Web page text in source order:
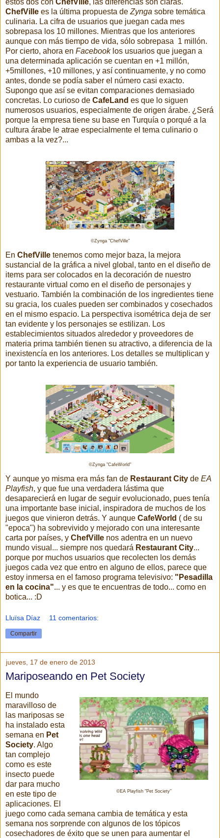
ChefVille es la última propuesta de Zynga sobre temática
culinaria. La cifra de usuarios que juegan cada mes
sobrepasa los 10 millones. Mientras que los anteriores
aunque con más tiempo de vida, sólo sobrepasa 1 millón.
Por cierto, ahora en Facebooklos usuarios que juegan a
una determinada aplicación se cuentan en +1 millón,
+5millones, +10 millones, y así continuamente, y no como
antes, donde se podía saber el número casi exacto.
Supongo que así se evitan comparaciones demasiado
concretas. Lo curioso de CafeLand es que lo siguen
numerosos usuarios, especialmente de origen árabe. ¿Será
porque la empresa tiene su base en Turquía o porqué a la
cultura árabe le atrae especialmente el tema culinario o
ambas a la vez?...
©Zynga "ChefVille"
En ChefVille tenemos como mejor baza, la mejora
sustancial de la gráfica a nivel global, tanto en el diseño de
items para ser colocados en la decoración de nuestro
restaurante virtual como en el diseño de personajes y
vestuario. También la combinación de los ingredientes tiene
su gracia, los cuales pueden ser combinados y cosechados
en el mismo espacio. La perspectiva isométrica deja de ser
tan evidente y los personajes se estilizan. Los
establecimientos situados alrededor y proveedores de
materia prima también tienen su atractivo, a diferencia de la
inexistencía en los anteriores. Los detalles se multiplican y
por tanto la experiencia de usuario también.
©Zynga "CafeWorld"
Y aunque yo misma era más fan de Restaurant City de EA
Playfish, y que fue una verdadera lástima que
desaparecierá en lugar de seguir evolucionado, pues tenía
una importante base inicial, inspiradora de muchos de los
juegos que vinieron detrás. Y aunque CafeWorld ( de su
"epoca") ha sobrevivido y mejorado con una interesante
carta por países, y ChefVille nos adentra en un nuevo
mundo visual... siempre nos quedará Restaurant City...
porque por muchos usuarios que recolecten los demás
juegos cada vez que entro en alguno de ellos, parece que
estoy inmersa en el famoso programa televisivo: "Pesadilla
en la cocina"... y es que te encuentras de todo... como en
botica... :D
Lluïsa Díaz 11 comentarios:
Compartir
jueves, 17 de enero de 2013
Mariposeando en Pet Society
©EA Playfish "Pet Society"
El mundo
maravilloso de
las mariposas se
ha instalado esta
semana en Pet
Society. Algo
tan complejo
como es este
insecto puede
dar para mucho
en este tipo de
aplicaciones. El
juego como cada semana cambia de temática y esta
semana nos sorprende con algunos de los tópicos
cosechadores de éxito que se unen para aumentar el